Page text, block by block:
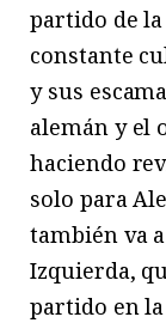
partido de
constante
y sus
alemán y el
haciendo
solo para
también va
Izquierda,
partido en la